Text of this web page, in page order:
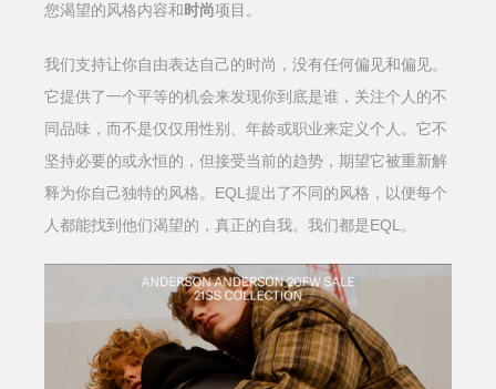
您渴望的风格内容和时尚项目。
我们支持让你自由表达自己的时尚，没有任何偏见和偏见。
它提供了一个平等的机会来发现你到底是谁，关注个人的不
同品味，而不是仅仅用性别、年龄或职业来定义个人。它不
坚持必要的或永恒的，但接受当前的趋势，期望它被重新解
释为你自己独特的风格。 EQL提出了不同的风格，以便每个
人都能找到他们渴望的，真正的自我。我们都是EQL。